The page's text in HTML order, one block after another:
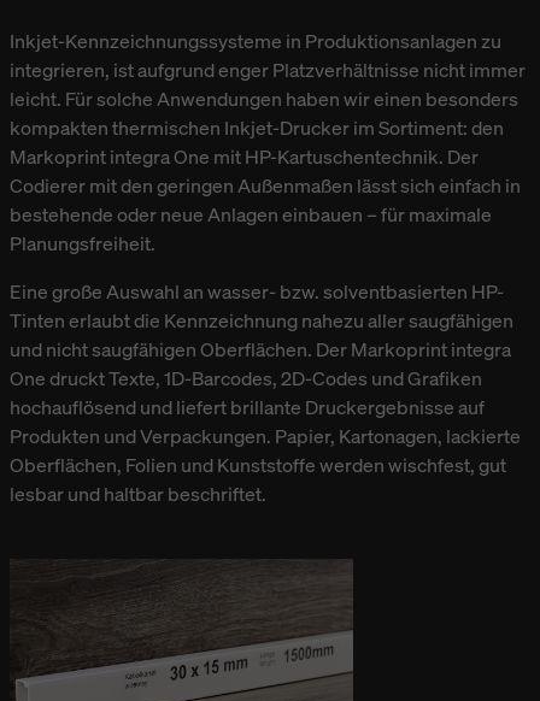
ZUBEHÖR
Inkjet-Kennzeichnungssysteme in Produktionsanlagen zu
integrieren, ist aufgrund enger Platzverhältnisse nicht immer
leicht. Für solche Anwendungen haben wir einen besonders
kompakten thermischen Inkjet-Drucker im Sortiment: den
Markoprint integra One mit HP-Kartuschentechnik. Der
Codierer mit den geringen Außenmaßen lässt sich einfach in
bestehende oder neue Anlagen einbauen – für maximale
Planungsfreiheit.
Eine große Auswahl an wasser- bzw. solventbasierten HP-
Tinten erlaubt die Kennzeichnung nahezu aller saugfähigen
und nicht saugfähigen Oberflächen. Der Markoprint integra
One druckt Texte, 1D-Barcodes, 2D-Codes und Grafiken
hochauflösend und liefert brillante Druckergebnisse auf
Produkten und Verpackungen. Papier, Kartonagen, lackierte
Oberflächen, Folien und Kunststoffe werden wischfest, gut
lesbar und haltbar beschriftet.